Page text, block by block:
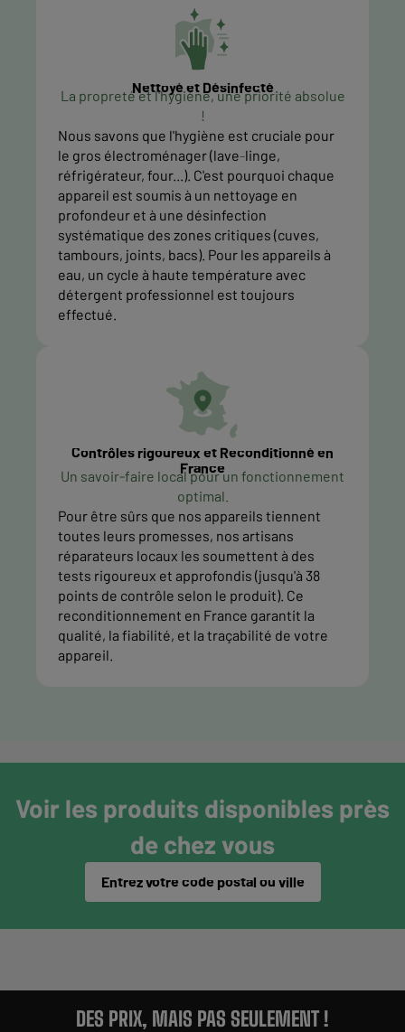
Nettoyé et Désinfecté
La propreté et l'hygiène, une priorité absolue
!
Nous savons que l'hygiène est cruciale pour
le gros électroménager (lave-linge,
réfrigérateur, four...). C'est pourquoi chaque
appareil est soumis à un nettoyage en
profondeur et à une désinfection
systématique des zones critiques (cuves,
tambours, joints, bacs). Pour les appareils à
eau, un cycle à haute température avec
détergent professionnel est toujours
effectué.
Contrôles rigoureux et Reconditionné en
France
Un savoir-faire local pour un fonctionnement
optimal.
Pour être sûrs que nos appareils tiennent
toutes leurs promesses, nos artisans
réparateurs locaux les soumettent à des
tests rigoureux et approfondis (jusqu'à 38
points de contrôle selon le produit). Ce
reconditionnement en France garantit la
qualité, la fiabilité, et la traçabilité de votre
appareil.
Voir les produits disponibles près
de chez vous
Entrez votre code postal ou ville
DES PRIX, MAIS PAS SEULEMENT !